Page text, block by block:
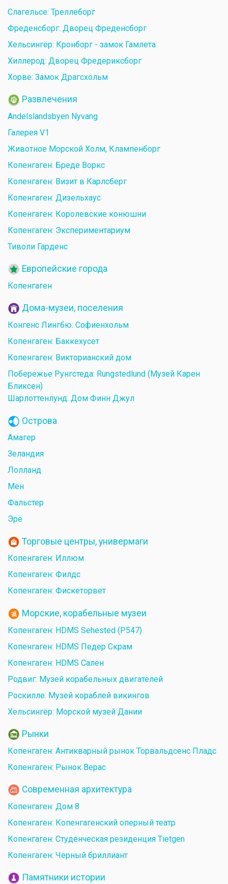
Слагельсе: Треллеборг
Фреденсборг: Дворец Фреденсборг
Хельсингёр: Кронборг - замок Гамлета
Хиллерод: Дворец Фредериксборг
Хорве: Замок Драгсхольм
Развлечения
Andelslandsbyen Nyvang
Галерея V1
Животное Морской Холм, Клампенборг
Копенгаген: Бреде Воркс
Копенгаген: Визит в Карлсберг
Копенгаген: Дизельхаус
Копенгаген: Королевские конюшни
Копенгаген: Экспериментариум
Тиволи Гарденс
Европейские города
Копенгаген
Дома-музеи, поселения
Конгенс Лингбю: Софиенхольм
Копенгаген: Баккехусет
Копенгаген: Викторианский дом
Побережье Рунгстеда: Rungstedlund (Музей Карен
Бликсен)
Шарлоттенлунд: Дом Финн Джул
Острова
Амагер
Зеландия
Лолланд
Мён
Фальстер
Эрё
Торговые центры, универмаги
Копенгаген: Иллюм
Копенгаген: Филдс
Копенгаген: Фискеторвет
Морские, корабельные музеи
Копенгаген: HDMS Sehested (P547)
Копенгаген: HDMS Педер Скрам
Копенгаген: HDMS Сален
Родвиг: Музей корабельных двигателей
Роскилле: Музей кораблей викингов
Хельсингёр: Морской музей Дании
Рынки
Копенгаген: Антикварный рынок Торвальдсенс Пладс
Копенгаген: Рынок Верас
Современная архитектура
Копенгаген: Дом 8
Копенгаген: Копенгагенский оперный театр
Копенгаген: Студенческая резиденция Tietgen
Копенгаген: Черный бриллиант
Памятники истории